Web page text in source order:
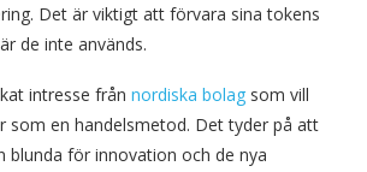
Det är viktigt att förvara sina tokens
de inte används.
intresse från nordiska bolag som vill
som en handelsmetod. Det tyder på att
blunda för innovation och de nya